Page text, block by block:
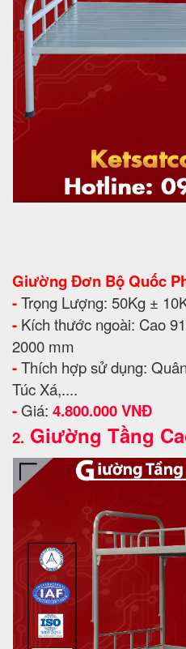
Giường Đơn Bộ Quốc
-Trọng Lượng: 50Kg ±
- Kích thước ngoài: Cao
2000 mm
-Thích hợp sử dụng:
Túc Xá,....
- Giá: 4.800.000 VNĐ
2. Giường Tầng